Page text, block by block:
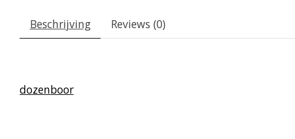
Beschrijving Reviews (0)
dozenboor